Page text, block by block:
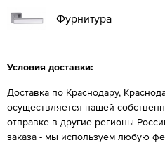
Фурнитура
Условия доставки:
Доставка по Краснодару,
осуществляется нашей
отправке в другие регионы
заказа - мы используем любую